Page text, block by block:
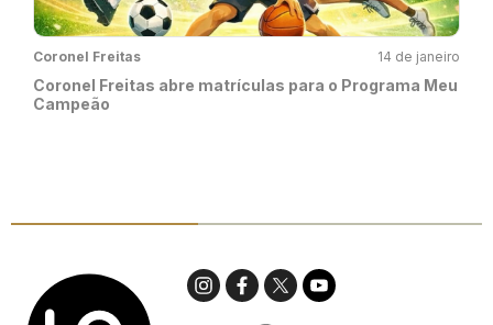
Coronel Freitas 14 de janeiro
Coronel Freitas abre matrículas para o Programa Meu
Campeão